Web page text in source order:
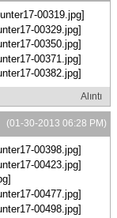
Alıntı
(01-30-2013 06:28 PM)